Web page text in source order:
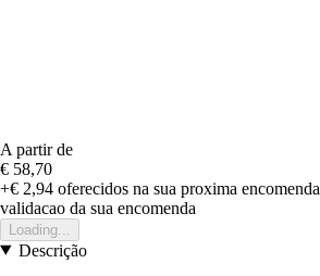
A partir de
€ 58,70
+€ 2,94 oferecidos na sua proxima encomenda
validacao da sua encomenda
Loading...
Descrição